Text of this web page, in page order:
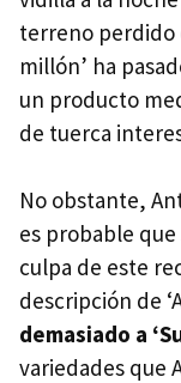
terreno perdido
millón’ ha
un producto
de tuerca
No obstante,
es probable
culpa de este
descripción de
demasiado a
variedades que